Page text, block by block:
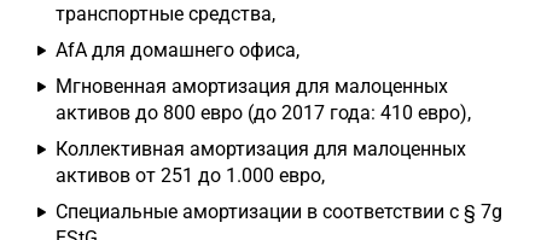
транспортные средства,
AfA для домашнего офиса,
Мгновенная амортизация для малоценных
активов до 800 евро (до 2017 года: 410 евро),
Коллективная амортизация для малоценных
активов от 251 до 1.000 евро,
Специальные амортизации в соответствии с § 7g